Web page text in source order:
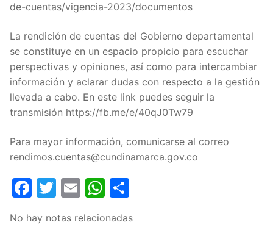
de-cuentas/vigencia-2023/documentos
La rendición de cuentas del Gobierno departamental
se constituye en un espacio propicio para escuchar
perspectivas y opiniones, así como para intercambiar
información y aclarar dudas con respecto a la gestión
llevada a cabo. En este link puedes seguir la
transmisión https://fb.me/e/40qJ0Tw79
Para mayor información, comunicarse al correo
rendimos.cuentas@cundinamarca.gov.co
Facebook
Twitter
EmailWhatsApp
No hay notas relacionadas